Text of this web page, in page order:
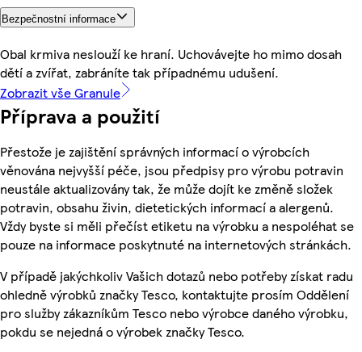
Bezpečnostní informace
Obal krmiva neslouží ke hraní. Uchovávejte ho mimo dosah
dětí a zvířat, zabráníte tak případnému udušení.
Zobrazit vše Granule
Příprava a použití
Přestože je zajištění správných informací o výrobcích
věnována nejvyšší péče, jsou předpisy pro výrobu potravin
neustále aktualizovány tak, že může dojít ke změně složek
potravin, obsahu živin, dietetických informací a alergenů.
Vždy byste si měli přečíst etiketu na výrobku a nespoléhat se
pouze na informace poskytnuté na internetových stránkách.
V případě jakýchkoliv Vašich dotazů nebo potřeby získat radu
ohledně výrobků značky Tesco, kontaktujte prosím Oddělení
pro služby zákazníkům Tesco nebo výrobce daného výrobku,
pokdu se nejedná o výrobek značky Tesco.